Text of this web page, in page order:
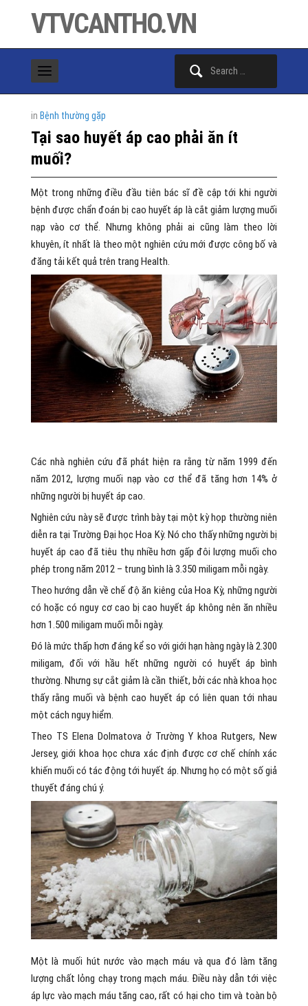
VTVCANTHO.VN
in Bệnh thường gặp
Tại sao huyết áp cao phải ăn ít
muối?
Một trong những điều đầu tiên bác sĩ đề cập tới khi người
bệnh được chẩn đoán bị cao huyết áp là cắt giảm lượng muối
nạp vào cơ thể. Nhưng không phải ai cũng làm theo lời
khuyên, ít nhất là theo một nghiên cứu mới được công bố và
đăng tải kết quả trên trang Health.
Các nhà nghiên cứu đã phát hiện ra rằng từ năm 1999 đến
năm 2012, lượng muối nạp vào cơ thể đã tăng hơn 14% ở
những người bị huyết áp cao.
Nghiên cứu này sẽ được trình bày tại một kỳ họp thường niên
diễn ra tại Trường Đại học Hoa Kỳ. Nó cho thấy những người bị
huyết áp cao đã tiêu thụ nhiều hơn gấp đôi lượng muối cho
phép trong năm 2012 – trung bình là 3.350 miligam mỗi ngày.
Theo hướng dẫn về chế độ ăn kiêng của Hoa Kỳ, những người
có hoặc có nguy cơ cao bị cao huyết áp không nên ăn nhiều
hơn 1.500 miligam muối mỗi ngày.
Đó là mức thấp hơn đáng kể so với giới hạn hàng ngày là 2.300
miligam, đối với hầu hết những người có huyết áp bình
thường. Nhưng sự cắt giảm là cần thiết, bởi các nhà khoa học
thấy rằng muối và bệnh cao huyết áp có liên quan tới nhau
một cách nguy hiểm.
Theo TS Elena Dolmatova ở Trường Y khoa Rutgers, New
Jersey, giới khoa học chưa xác định được cơ chế chính xác
khiến muối có tác động tới huyết áp. Nhưng họ có một số giả
thuyết đáng chú ý.
Một là muối hút nước vào mạch máu và qua đó làm tăng
lượng chất lỏng chạy trong mạch máu. Điều này dẫn tới việc
áp lực vào mạch máu tăng cao, rất có hại cho tim và toàn bộ